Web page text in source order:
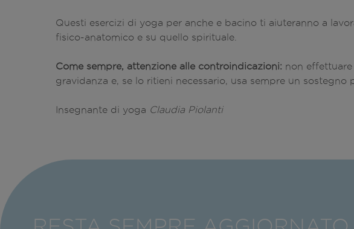
Questi esercizi di yoga per anche e bacino ti aiuteranno a
fisico-anatomico e su quello spirituale.
Come sempre, attenzione alle controindicazioni: non
gravidanza e, se lo ritieni necessario, usa sempre un sostegno
Insegnante di yoga Claudia Piolanti